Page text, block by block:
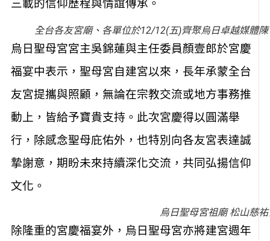
三載的信仰歷程與情誼傳承。
全台各友宮廟、各單位於12/12(五)齊聚烏日卓越媒體
烏日聖母宮宮主吳錦蓮與主任委員顏壹郎於宮慶
福宴中表示，聖母宮自建宮以來，長年承蒙全台
友宮提攜與照顧，無論在宗教交流或地方事務推
動上，皆給予寶貴支持。此次宮慶得以圓滿舉
行，除感念聖母庇佑外，也特別向各友宮表達誠
摯謝意，期盼未來持續深化交流，共同弘揚信仰
文化。
烏日聖母宮祖廟 松山慈
除隆重的宮慶福宴外，烏日聖母宮亦將建宮週年